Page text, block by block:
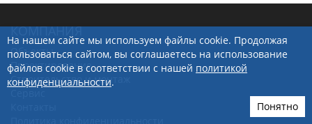
КОМПАНИЯ
Объекты
Проектирование
Строительство и монтаж
На нашем сайте мы используем файлы cookie. Продолжая
пользоваться сайтом, вы соглашаетесь на использование
файлов cookie в соответствии с нашей политикой
конфиденциальности.
Понятно